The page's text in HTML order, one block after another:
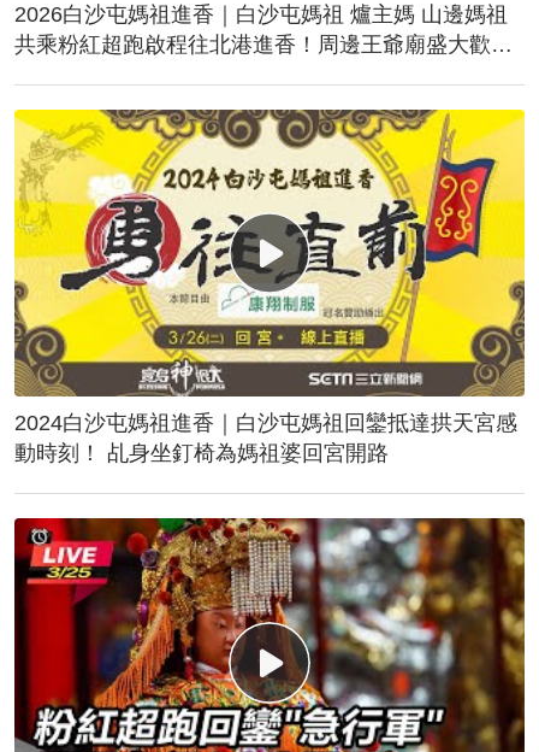
2026白沙屯媽祖進香｜白沙屯媽祖 爐主媽 山邊媽祖
共乘粉紅超跑啟程往北港進香！周邊王爺廟盛大歡
2024白沙屯媽祖進香｜白沙屯媽祖回鑾抵達拱天宮感
動時刻！ 乩身坐釘椅為媽祖婆回宮開路